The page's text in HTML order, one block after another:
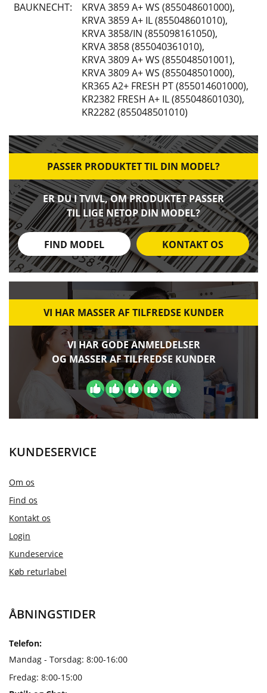
BAUKNECHT: KRVA 3859 A+ WS (855048601000),
KRVA 3859 A+ IL (855048601010),
KRVA 3858/IN (855098161050),
KRVA 3858 (855040361010),
KRVA 3809 A+ WS (855048501001),
KRVA 3809 A+ WS (855048501000),
KR365 A2+ FRESH PT (855014601000),
KR2382 FRESH A+ IL (855048601030),
KR2282 (855048501010)
PASSER PRODUKTET TIL DIN MODEL?
ER DU I TVIVL, OM PRODUKTET PASSER
TIL LIGE NETOP DIN MODEL?
FIND MODEL KONTAKT OS
VI HAR MASSER AF TILFREDSE KUNDER
VI HAR GODE ANMELDELSER
OG MASSER AF TILFREDSE KUNDER
KUNDESERVICE
Om os
Find os
Kontakt os
Login
Kundeservice
Køb returlabel
ÅBNINGSTIDER
Telefon:
Mandag - Torsdag: 8:00-16:00
Fredag: 8:00-15:00